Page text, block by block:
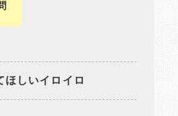
ほしいイロイロ